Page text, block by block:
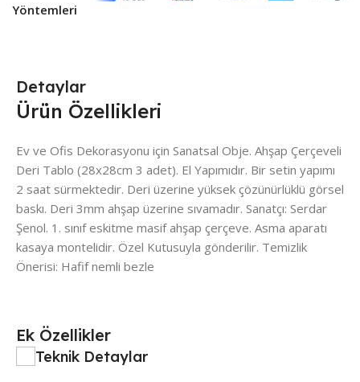
Yöntemleri
Detaylar
Ürün Özellikleri
Ev ve Ofis Dekorasyonu için Sanatsal Obje. Ahşap Çerçeveli
Deri Tablo (28x28cm 3 adet). El Yapımıdır. Bir setin yapımı
2 saat sürmektedir. Deri üzerine yüksek çözünürlüklü görsel
baskı. Deri 3mm ahşap üzerine sıvamadır. Sanatçı: Serdar
Şenol. 1. sınıf eskitme masif ahşap çerçeve. Asma aparatı
kasaya montelidir. Özel Kutusuyla gönderilir. Temizlik
Önerisi: Hafif nemli bezle
Ek Özellikler
Teknik Detaylar